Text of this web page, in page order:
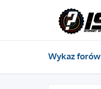
Wykaz forów